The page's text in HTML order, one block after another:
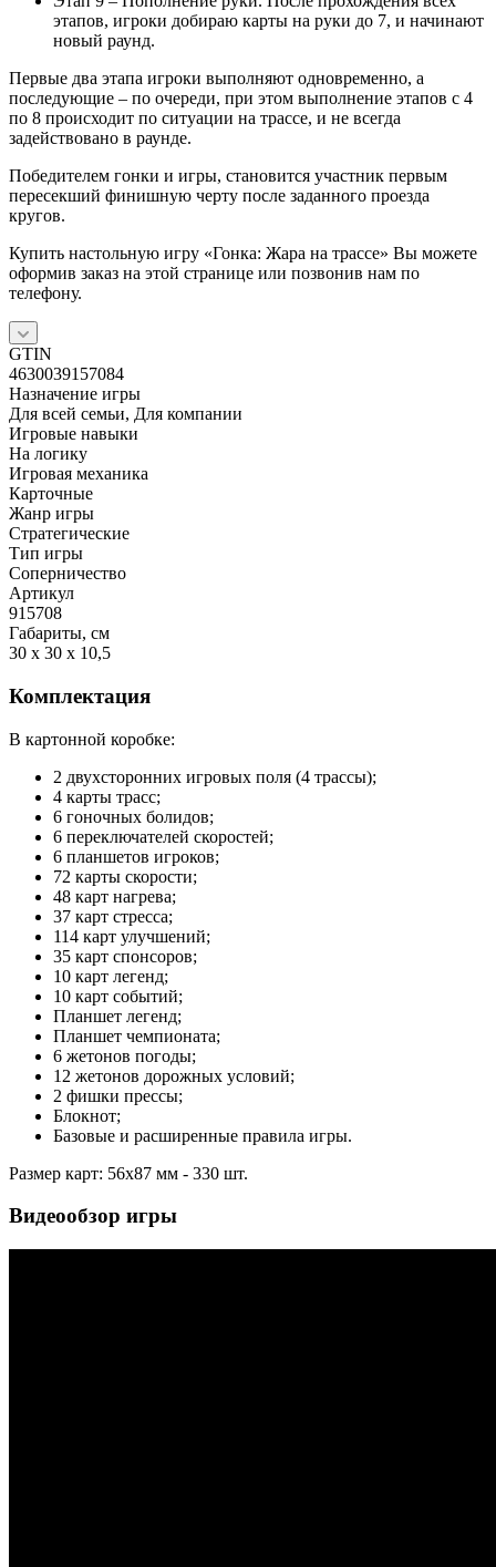
этапов, игроки добираю карты на руки до 7, и начинают
новый раунд.
Первые два этапа игроки выполняют одновременно, а
последующие – по очереди, при этом выполнение этапов с 4
по 8 происходит по ситуации на трассе, и не всегда
задействовано в раунде.
Победителем гонки и игры, становится участник первым
пересекший финишную черту после заданного проезда
кругов.
Купить настольную игру «Гонка: Жара на трассе» Вы можете
оформив заказ на этой странице или позвонив нам по
телефону.
GTIN
4630039157084
Назначение игры
Для всей семьи, Для компании
Игровые навыки
На логику
Игровая механика
Карточные
Жанр игры
Стратегические
Тип игры
Соперничество
Артикул
915708
Габариты, см
30 x 30 x 10,5
Комплектация
В картонной коробке:
2 двухсторонних игровых поля (4 трассы);
4 карты трасс;
6 гоночных болидов;
6 переключателей скоростей;
6 планшетов игроков;
72 карты скорости;
48 карт нагрева;
37 карт стресса;
114 карт улучшений;
35 карт спонсоров;
10 карт легенд;
10 карт событий;
Планшет легенд;
Планшет чемпионата;
6 жетонов погоды;
12 жетонов дорожных условий;
2 фишки прессы;
Блокнот;
Базовые и расширенные правила игры.
Размер карт: 56x87 мм - 330 шт.
Видеообзор игры